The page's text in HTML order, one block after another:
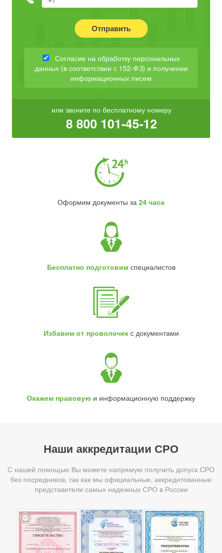
Отправить
Согласие на обработку персональных
данных (в соответствии с 152-ФЗ) и получении
информационных писем
или звоните по бесплатному номеру
8 800 101-45-12
Оформим документы за 24 часа
Бесплатно подготовимспециалистов
Избавим от проволочекс документами
Окажем правовую и информационную поддержку
Наши аккредитации СРО
С нашей помощью Вы можете напрямую получить допуск СРО
без посредников, так как мы официальные, аккредитованные
представители самых надежных СРО в России